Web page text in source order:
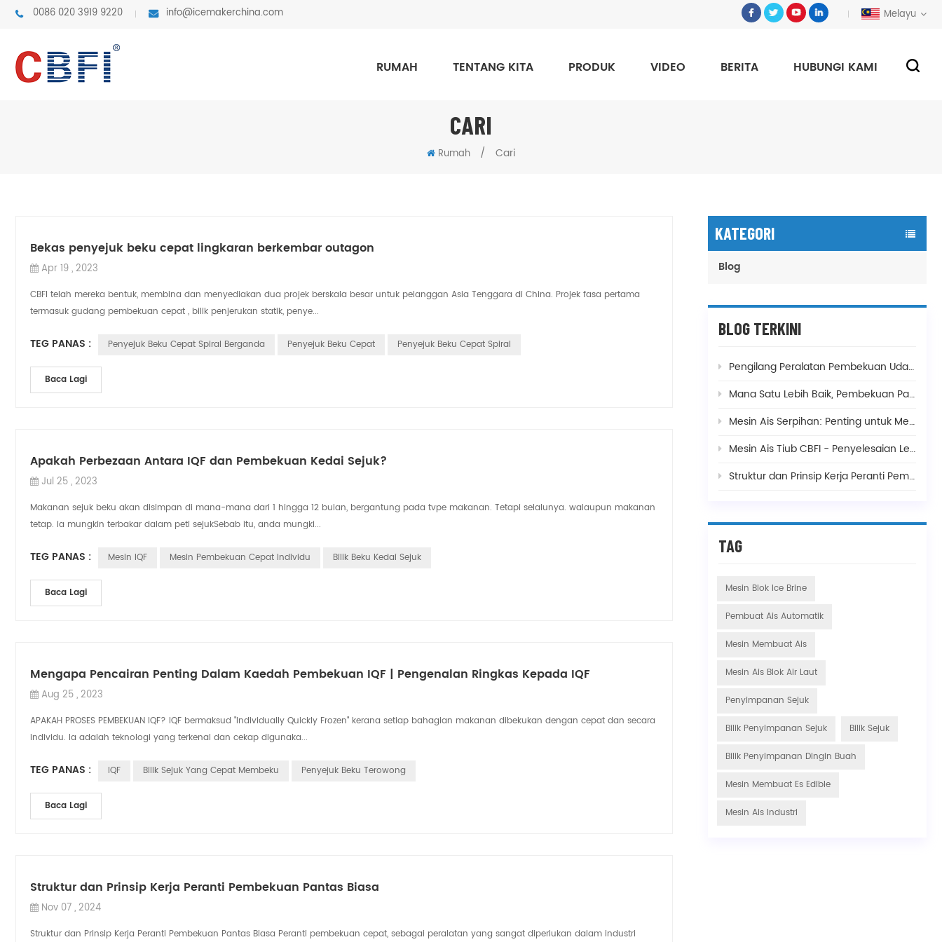
0086 020 3919 9220 info@icemakerchina.com Melayu
RUMAH TENTANG KITA PRODUK VIDEO BERITA HUBUNGI KAMI
CARI
Rumah / Cari
Bekas penyejuk beku cepat lingkaran berkembar outagon
Apr 19 , 2023
CBFI telah mereka bentuk, membina dan menyediakan dua projek berskala besar untuk pelanggan Asia Tenggara di China. Projek fasa pertama
termasuk gudang pembekuan cepat , bilik penjerukan statik, penye...
TEG PANAS : Penyejuk Beku Cepat Spiral Berganda Penyejuk Beku Cepat Penyejuk Beku Cepat Spiral
Baca Lagi
Apakah Perbezaan Antara IQF dan Pembekuan Kedai Sejuk?
Jul 25 , 2023
Makanan sejuk beku akan disimpan di mana-mana dari 1 hingga 12 bulan, bergantung pada tvpe makanan. Tetapi selalunya. walaupun makanan
tetap. ia mungkin terbakar dalam peti sejukSebab itu, anda mungki...
TEG PANAS : Mesin IQF Mesin Pembekuan Cepat Individu Bilik Beku Kedai Sejuk
Baca Lagi
Mengapa Pencairan Penting Dalam Kaedah Pembekuan IQF | Pengenalan Ringkas Kepada IQF
Aug 25 , 2023
APAKAH PROSES PEMBEKUAN IQF? IQF bermaksud "Individually Quickly Frozen" kerana setiap bahagian makanan dibekukan dengan cepat dan secara
individu. Ia adalah teknologi yang terkenal dan cekap digunaka...
TEG PANAS : IQF Bilik Sejuk Yang Cepat Membeku Penyejuk Beku Terowong
Baca Lagi
Struktur dan Prinsip Kerja Peranti Pembekuan Pantas Biasa
Nov 07 , 2024
Struktur dan Prinsip Kerja Peranti Pembekuan Pantas Biasa Peranti pembekuan cepat, sebagai peralatan yang sangat diperlukan dalam industri
KATEGORI
Blog
BLOG TERKINI
Pengilang Peralatan Pembekuan Udang dan Suhu Pembekuan
Mana Satu Lebih Baik, Pembekuan Pantas Lingkaran Berganda atau Lingkaran Tunggal, dan Apakah Perbezaannya?
Mesin Ais Serpihan: Penting untuk Memancing, Mencampur Konkrit dan Pembuatan Makanan
Mesin Ais Tiub CBFI - Penyelesaian Lengkap untuk Keperluan Pengeluaran Ais Anda
Struktur dan Prinsip Kerja Peranti Pembekuan Pantas Biasa
TAG
Mesin Blok Ice Brine
Pembuat Ais Automatik
Mesin Membuat Ais
Mesin Ais Blok Air Laut
Penyimpanan Sejuk
Bilik Penyimpanan Sejuk Bilik Sejuk
Bilik Penyimpanan Dingin Buah
Mesin Membuat Es Edible
Mesin Ais Industri